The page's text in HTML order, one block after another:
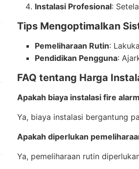
Instalasi Profesional:
Tips Mengoptimalkan
Pemeliharaan Rutin:
Pendidikan Pengguna:
FAQ tentang Harga
Apakah biaya instalasi fire
Ya, biaya instalasi bergantung
Apakah diperlukan
Ya, pemeliharaan rutin